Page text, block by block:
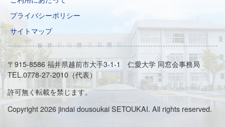
プライバシーポリシー
サイトマップ
〒915-8586 福井県越前市大手3-1-1 仁愛大学 同窓会事務局
TEL.0778-27-2010（代表）
許可無く転載を禁じます。
Copyright 2026 jindai dousoukai SETOUKAI. All rights reserved.